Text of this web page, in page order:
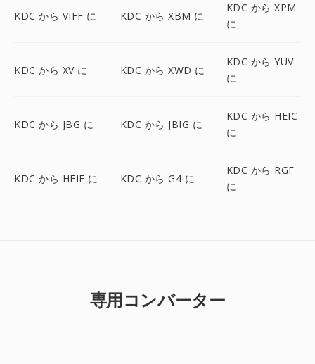
KDC から VIFF に KDC から XBM に
KDC から XPM
に
KDC から XV に KDC から XWD に
KDC から YUV
に
KDC から JBG に KDC から JBIG に
KDC から HEIC
に
KDC から HEIF に KDC から G4 に
KDC から RGF
に
専用コンバーター